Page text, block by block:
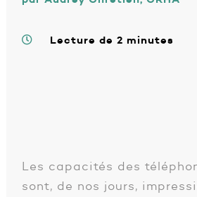
Lecture de 2 minutes
Les capacités des
sont, de nos jours,